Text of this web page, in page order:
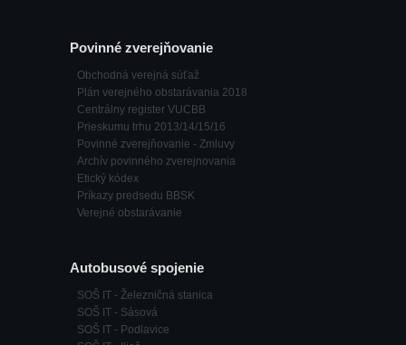
Povinné zverejňovanie
Obchodná verejná súťaž
Plán verejného obstarávania 2018
Centrálny register VUCBB
Prieskumu trhu 2013/14/15/16
Povinné zverejňovanie - Zmluvy
Archív povinného zverejnovania
Etický kódex
Príkazy predsedu BBSK
Verejné obstarávanie
Autobusové spojenie
SOŠ IT - Železničná stanica
SOŠ IT - Sásová
SOŠ IT - Podlavice